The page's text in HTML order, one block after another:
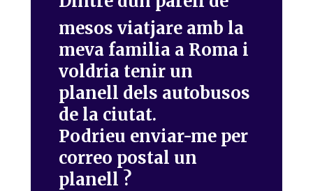
mesos viatjare amb la
meva familia a Roma i
voldria tenir un
planell dels autobusos
de la ciutat.
Podrieu enviar-me per
correo postal un
planell ?